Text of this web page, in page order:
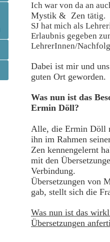
Ich war von da an
Mystik & Zen tätig.
SJ hat mich als
Erlaubnis gegeben
LehrerInnen/
Dabei ist mir und
guten Ort geworden.
Was nun ist das
Alle, die Ermin Döll
ihn im Rahmen
Zen kennengelernt
mit den
Verbindung.
Übersetzungen von
gab, stellt sich die
Was nun ist das
Übersetzungen